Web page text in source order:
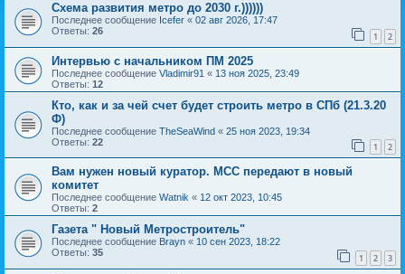
Схема развития метро до 2030 г.))))))
Последнее сообщение Icefer « 02 авг 2026, 17:47
Ответы: 26 1 2
Интервью с начальником ПМ 2025
Последнее сообщение Vladimir91 « 13 ноя 2025, 23:49
Ответы: 12
Кто, как и за чей счет будет строить метро в СПб (21.3.20
Ф)
Последнее сообщение TheSeaWind « 25 ноя 2023, 19:34
Ответы: 22 1 2
Вам нужен новый куратор. МСС передают в новый
комитет
Последнее сообщение Watnik « 12 окт 2023, 10:45
Ответы: 2
Газета " Новый Метростроитель"
Последнее сообщение Brayn « 10 сен 2023, 18:22
Ответы: 35 1 2 3